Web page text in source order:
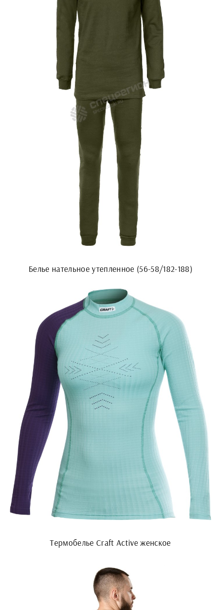
Белье нательное утепленное (56-58/182-188)
Термобелье Craft Active женское